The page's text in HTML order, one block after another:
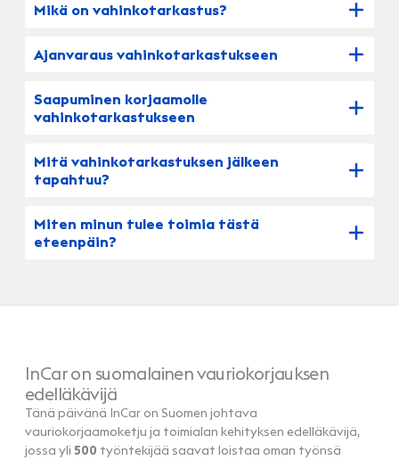
Mikä on vahinkotarkastus?
Ajanvaraus vahinkotarkastukseen
Saapuminen korjaamolle
vahinkotarkastukseen
Mitä vahinkotarkastuksen jälkeen
tapahtuu?
Miten minun tulee toimia tästä
eteenpäin?
InCar on suomalainen vauriokorjauksen
edelläkävijä
Tänä päivänä InCar on Suomen johtava
vauriokorjaamoketju ja toimialan kehityksen edelläkävijä,
jossa yli 500 työntekijää saavat loistaa oman työnsä